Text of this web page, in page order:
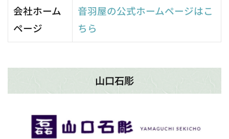
会社ホーム
ページ
音羽屋の公式ホームページはこ
ちら
山口石彫